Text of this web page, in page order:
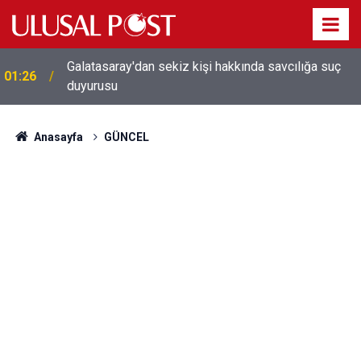
01:26
Galatasaray'dan sekiz kişi hakkında savcılığa suç
duyurusu
Anasayfa GÜNCEL